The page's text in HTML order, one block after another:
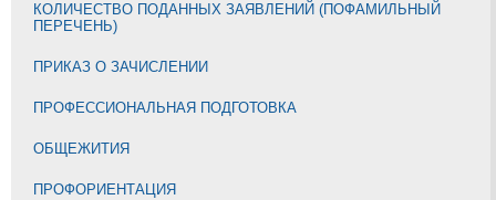
КОЛИЧЕСТВО ПОДАННЫХ ЗАЯВЛЕНИЙ (ПОФАМИЛЬНЫЙ
ПЕРЕЧЕНЬ)
ПРИКАЗ О ЗАЧИСЛЕНИИ
ПРОФЕССИОНАЛЬНАЯ ПОДГОТОВКА
ОБЩЕЖИТИЯ
ПРОФОРИЕНТАЦИЯ